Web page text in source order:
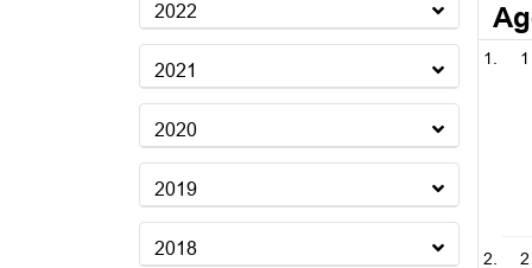
2022
2021
2020
2019
2018
1
2